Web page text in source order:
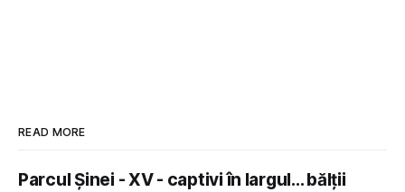
READ MORE
Parcul Șinei - XV - captivi în largul... bălții